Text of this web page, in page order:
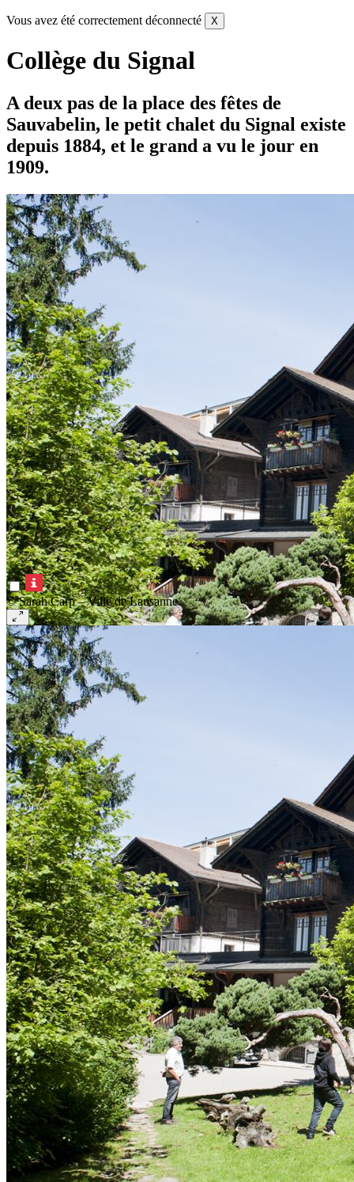
Vous avez été correctement déconnecté X
Collège du Signal
A deux pas de la place des fêtes de
Sauvabelin, le petit chalet du Signal existe
depuis 1884, et le grand a vu le jour en
1909.
© Sarah Carp – Ville de Lausanne